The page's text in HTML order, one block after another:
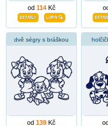
od 114Kč
dvě ségry s bráškou
od 139 Kč